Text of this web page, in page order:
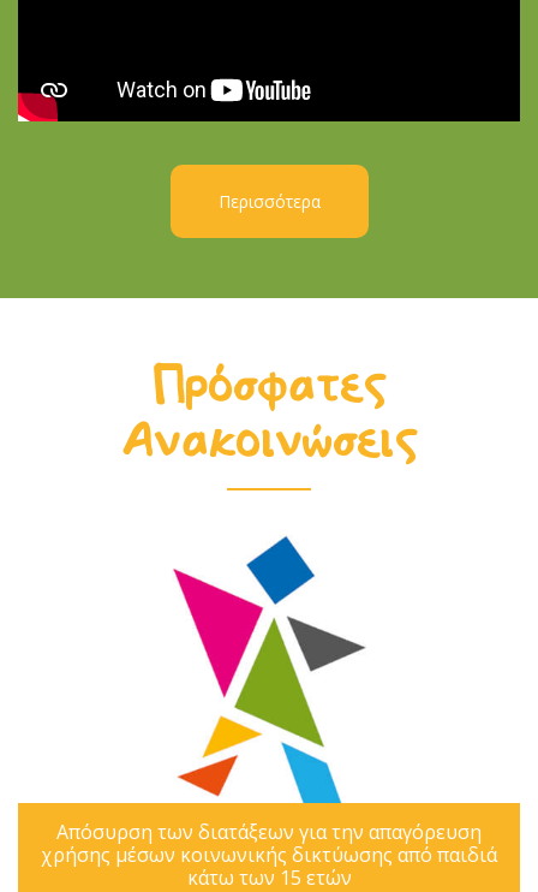
Περισσότερα
Πρόσφατες
Ανακοινώσεις
Απόσυρση των διατάξεων για την απαγόρευση
χρήσης μέσων κοινωνικής δικτύωσης από παιδιά
κάτω των 15 ετών